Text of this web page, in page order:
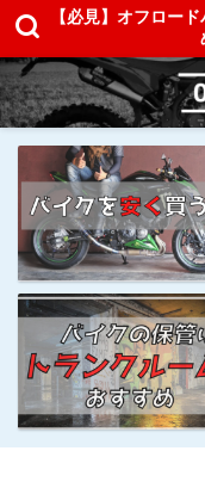
【必見】オフロー